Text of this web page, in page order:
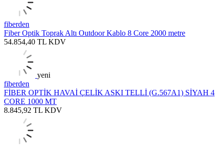
fiberden
Fiber Optik Toprak Altı Outdoor Kablo 8 Core 2000 metre
54.854,40 TL KDV
yeni
fiberden
FİBER OPTİK HAVAİ ÇELİK ASKI TELLİ (G.567A1) SİYAH 4
CORE 1000 MT
8.845,92 TL KDV